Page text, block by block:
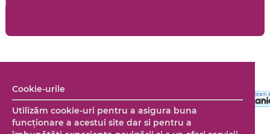
Copyright © 2026 Marco Shop. Toate drepturile rezervate. |
Cookie-urile
Utilizăm cookie-uri pentru a asigura buna
funcționare a acestui site dar si pentru a